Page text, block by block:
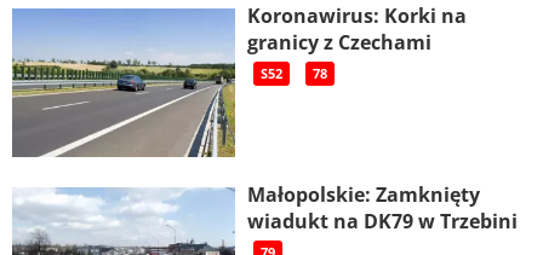
Koronawirus: Korki na
granicy z Czechami
S52 78
Małopolskie: Zamknięty
wiadukt na DK79 w Trzebini